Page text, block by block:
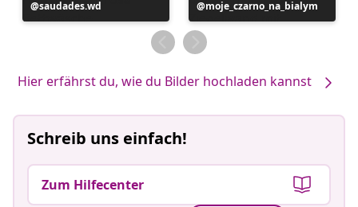
Beitrag
veröffentlicht
saudades.wd
Beitrag
veröffentlicht
von
moje_czarno_na_bialym
Hier erfährst du, wie du Bilder hochladen kannst
Schreib uns einfach!
Zum Hilfecenter